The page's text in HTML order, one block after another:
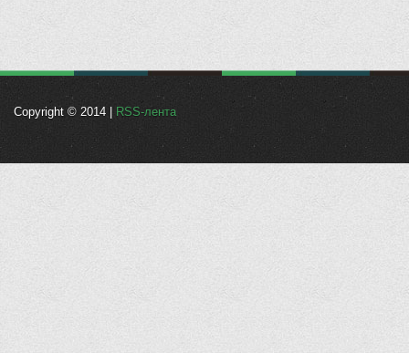
Copyright © 2014 | RSS-лента